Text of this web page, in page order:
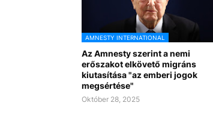
AMNESTY INTERNATIONAL
Az Amnesty szerint a nemi
erőszakot elkövető migráns
kiutasítása "az emberi jogok
megsértése"
Október 28, 2025